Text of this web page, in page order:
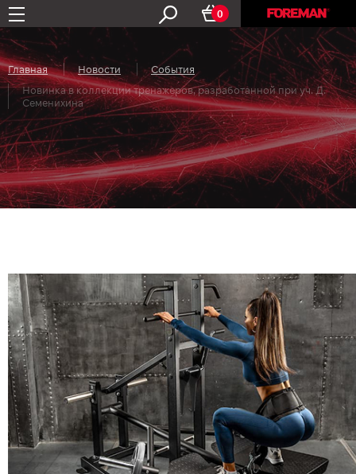
0
Главная Новости
События
Новинка в коллекции тренажеров, разработанной при уч. Д.
Семенихина